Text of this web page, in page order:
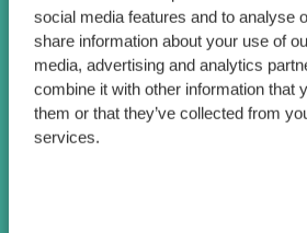
social media features and to analyse
share information about your use of
media, advertising and analytics
combine it with other information that
them or that they’ve collected from
services.